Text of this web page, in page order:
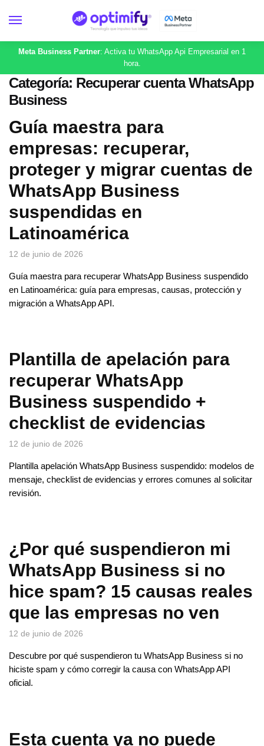
Meta Business Partner: Activa tu WhatsApp Api Empresarial en 1
hora.
Categoría: Recuperar cuenta WhatsApp
Business
Guía maestra para
empresas: recuperar,
proteger y migrar cuentas de
WhatsApp Business
suspendidas en
Latinoamérica
12 de junio de 2026
Guía maestra para recuperar WhatsApp Business suspendido
en Latinoamérica: guía para empresas, causas, protección y
migración a WhatsApp API.
Plantilla de apelación para
recuperar WhatsApp
Business suspendido +
checklist de evidencias
12 de junio de 2026
Plantilla apelación WhatsApp Business suspendido: modelos de
mensaje, checklist de evidencias y errores comunes al solicitar
revisión.
¿Por qué suspendieron mi
WhatsApp Business si no
hice spam? 15 causas reales
que las empresas no ven
12 de junio de 2026
Descubre por qué suspendieron tu WhatsApp Business si no
hiciste spam y cómo corregir la causa con WhatsApp API
oficial.
Esta cuenta ya no puede